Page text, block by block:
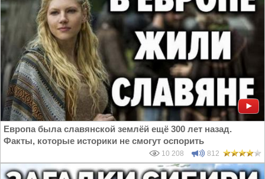
Европа была славянской землёй ещё 300 лет назад.
Факты, которые историки не смогут оспорить
10 208 812